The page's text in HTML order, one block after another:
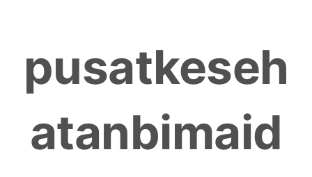
content
pusatkeseh
atanbimaid